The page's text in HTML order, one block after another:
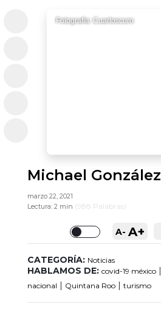
Fotografía: Cuartoscuro
Michael González
marzo 22, 2021
Lectura: 2 min (988 Palabras)
Toggle
A- A+
CATEGORÍA: Noticias
HABLAMOS DE: covid-19 méxico |
nacional | Quintana Roo | turismo